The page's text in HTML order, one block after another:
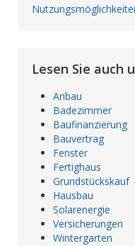
Lesen Sie auch
Anbau
Badezimmer
Baufinanzierung
Bauvertrag
Fenster
Fertighaus
Grundstückskauf
Hausbau
Solarenergie
Versicherungen
Wintergarten